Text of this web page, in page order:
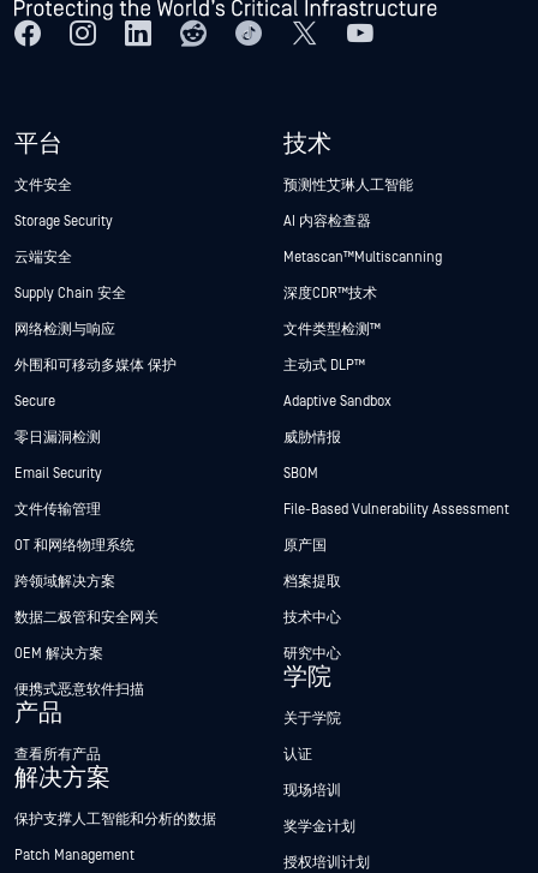
平台
文件安全
Storage Security
云端安全
Supply Chain 安全
网络检测与响应
外围和可移动多媒体 保护
Secure
零日漏洞检测
Email Security
文件传输管理
OT 和网络物理系统
跨领域解决方案
数据二极管和安全网关
OEM 解决方案
便携式恶意软件扫描
产品
查看所有产品
解决方案
保护支撑人工智能和分析的数据
Patch Management
技术
预测性艾琳人工智能
AI 内容检查器
Metascan™ Multiscanning
深度CDR™技术
文件类型检测™
主动式 DLP™
Adaptive Sandbox
威胁情报
SBOM
File-Based Vulnerability Assessment
原产国
档案提取
技术中心
研究中心
学院
关于学院
认证
现场培训
奖学金计划
授权培训计划